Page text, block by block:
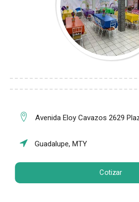
Avenida Eloy Cavazos 2629
Guadalupe, MTY
Cotizar